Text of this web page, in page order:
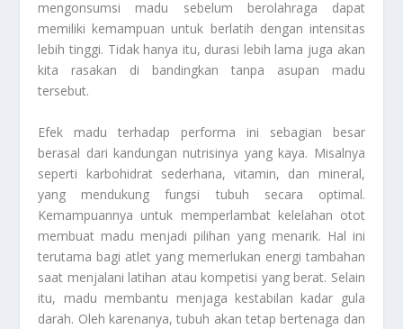
mengonsumsi madu sebelum berolahraga dapat
memiliki kemampuan untuk berlatih dengan intensitas
lebih tinggi. Tidak hanya itu, durasi lebih lama juga akan
kita rasakan di bandingkan tanpa asupan madu
tersebut.
Efek madu terhadap performa ini sebagian besar
berasal dari kandungan nutrisinya yang kaya. Misalnya
seperti karbohidrat sederhana, vitamin, dan mineral,
yang mendukung fungsi tubuh secara optimal.
Kemampuannya untuk memperlambat kelelahan otot
membuat madu menjadi pilihan yang menarik. Hal ini
terutama bagi atlet yang memerlukan energi tambahan
saat menjalani latihan atau kompetisi yang berat. Selain
itu, madu membantu menjaga kestabilan kadar gula
darah. Oleh karenanya, tubuh akan tetap bertenaga dan